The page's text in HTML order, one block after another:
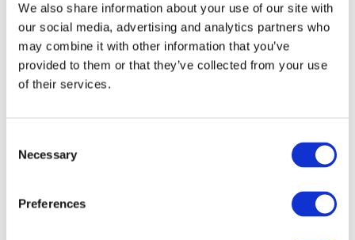
We also share information about your use of our site with
our social media, advertising and analytics partners who
may combine it with other information that you’ve
provided to them or that they’ve collected from your use
of their services.
Selection
Necessary
Preferences
Заходи